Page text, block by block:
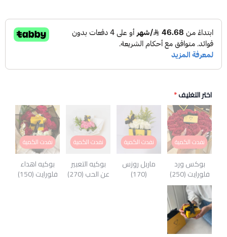
اختر التغليف*
نفدت الكمية
بوكس ورد
فلورايت (250)
نفدت الكمية
ماربل روزس
(170)
نفدت الكمية
بوكيه التعبير
عن الحب (270)
نفدت الكمية
بوكيه اهداء
فلورايت (150)